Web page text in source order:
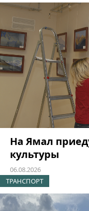
На Ямал
культуры
06.08.2026
ТРАНСПОРТ